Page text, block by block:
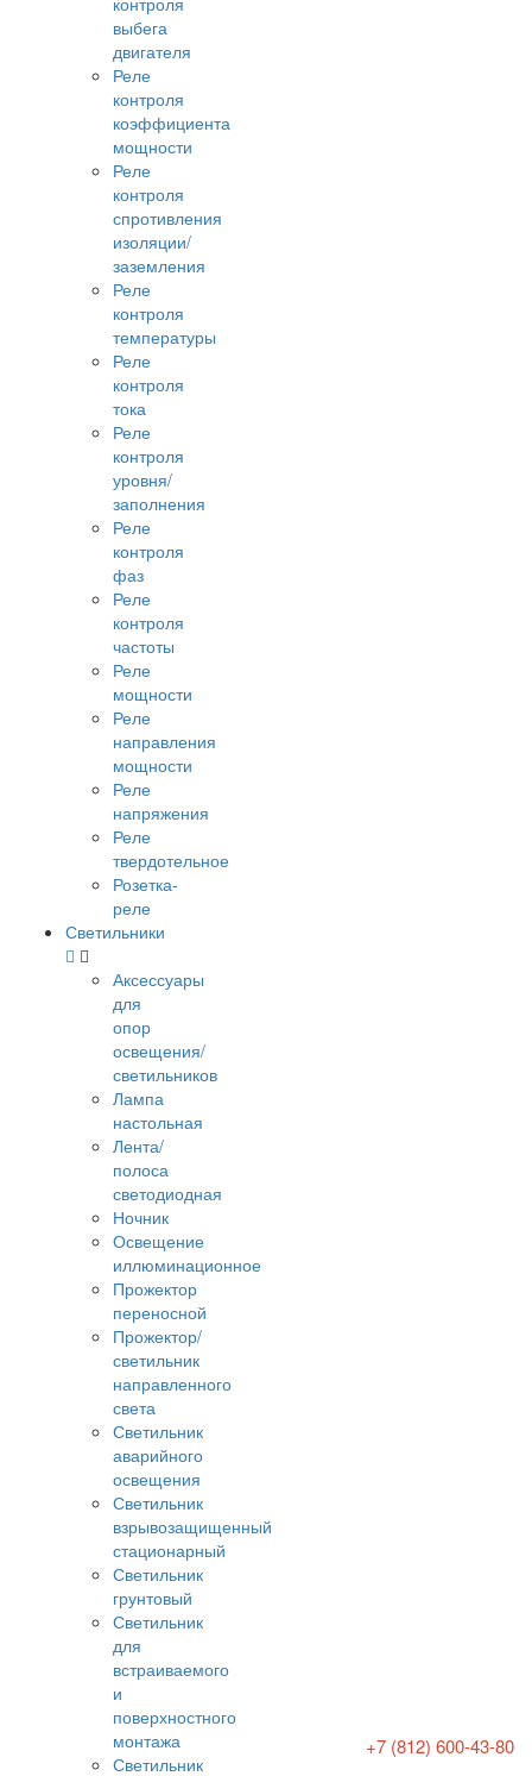
выбега
двигателя
Реле
контроля
коэффициента
мощности
Реле
контроля
спротивления
изоляции/
заземления
Реле
контроля
температуры
Реле
контроля
тока
Реле
контроля
уровня/
заполнения
Реле
контроля
фаз
Реле
контроля
частоты
Реле
мощности
Реле
направления
мощности
Реле
напряжения
Реле
твердотельное
Розетка-
реле
Светильники
Аксессуары
для
опор
освещения/
светильников
Лампа
настольная
Лента/
полоса
светодиодная
Ночник
Освещение
иллюминационное
Прожектор
переносной
Прожектор/
светильник
направленного
света
Светильник
аварийного
освещения
Светильник
взрывозащищенный
стационарный
Светильник
грунтовый
Светильник
для
встраиваемого
и
поверхностного
монтажа
Светильник
+7 (812) 600-43-80